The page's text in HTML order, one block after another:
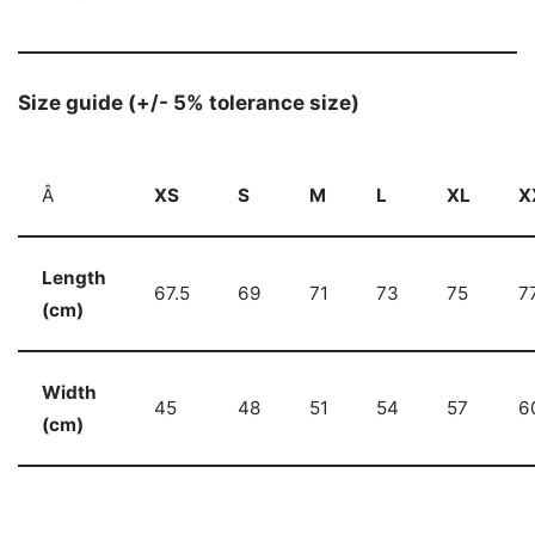
Size guide (+/- 5% tolerance size)
Â XS S M L XL
Length
(cm)
67.5 69 71 73 75
Width
(cm)
45 48 51 54 57